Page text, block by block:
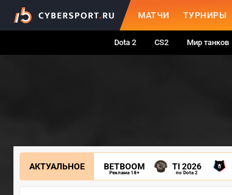
МАТЧИ ТУРНИРЫ
Dota 2 CS2 Мир танков
АКТУАЛЬНОЕ BETBOOM
Реклама 18+
TI 2026
по Dota 2